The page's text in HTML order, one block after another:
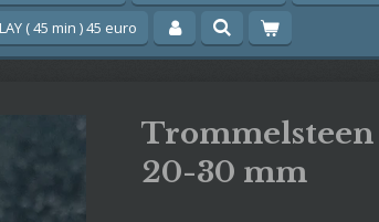
( 45 min ) 45 euro
Trommelsteen
20-30 mm